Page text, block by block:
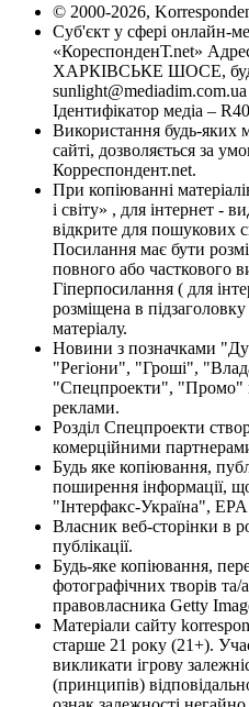
© 2000-2026,
Суб'єкт у сфері онлайн-
«КореспонденТ.net»
ХАРКІВСЬКЕ ШОСЕ,
sunlight@mediadim.com.ua
Ідентифікатор медіа –
Використання будь-яких
сайті, дозволяється за
Корреспондент.net.
При копіюванні
і світу» , для інтернет -
відкрите для пошукових
Посилання має бути
повного або часткового
Гіперпосилання ( для
розміщена в
матеріалу.
Новини з позначками
"Регіони", "Гроші",
"Спецпроекти", "Промо"
реклами.
Розділ Спецпроекти
комерційними
Будь яке копіювання,
поширення інформації,
"Інтерфакс-Україна",
Власник веб-сторінки в
публікації.
Будь-яке копіювання,
фотографічних творів та/
правовласника Getty
Матеріали сайту
старше 21 року (21+).
викликати ігрову
(принципів)